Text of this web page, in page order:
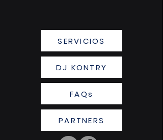
SERVICIOS
DJ KONTRY
FAQs
PARTNERS